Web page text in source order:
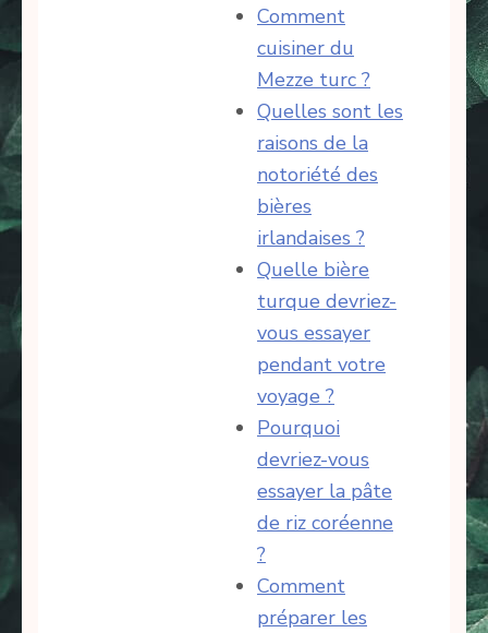
Comment
cuisiner du
Mezze turc ?
Quelles sont les
raisons de la
notoriété des
bières
irlandaises ?
Quelle bière
turque devriez-
vous essayer
pendant votre
voyage ?
Pourquoi
devriez-vous
essayer la pâte
de riz coréenne
?
Comment
préparer les